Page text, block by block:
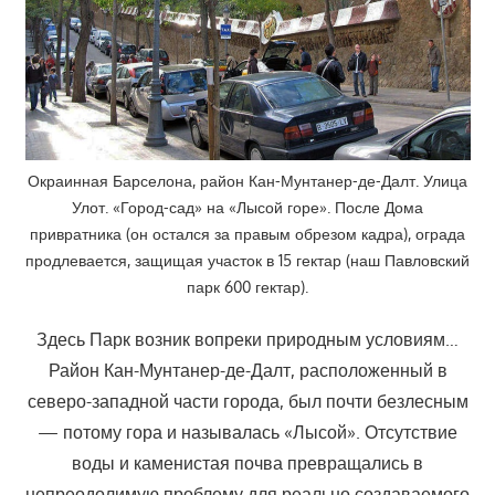
Окраинная Барселона, район Кан-Мунтанер-де-Далт. Улица
Улот. «Город-сад» на «Лысой горе». После Дома
привратника (он остался за правым обрезом кадра), ограда
продлевается, защищая участок в 15 гектар (наш Павловский
парк 600 гектар).
Здесь Парк возник вопреки природным условиям…
Район Кан-Мунтанер-де-Далт, расположенный в
северо-западной части города, был почти безлесным
— потому гора и называлась «Лысой». Отсутствие
воды и каменистая почва превращались в